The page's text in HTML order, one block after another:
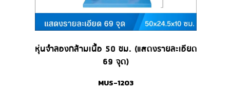
หุ่นจำลองกล้ามเนื้อ 50 ซม. (แสดงรายละเอียด
69 จุด)
MUS-1203